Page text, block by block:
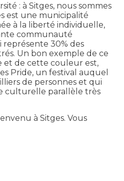
: à Sitges, nous sommes
est une municipalité
à la liberté individuelle,
communauté
30% des
Un bon exemple de ce
et de cette couleur est,
Pride, un festival auquel
de personnes et qui
culturelle parallèle très
à Sitges. Vous